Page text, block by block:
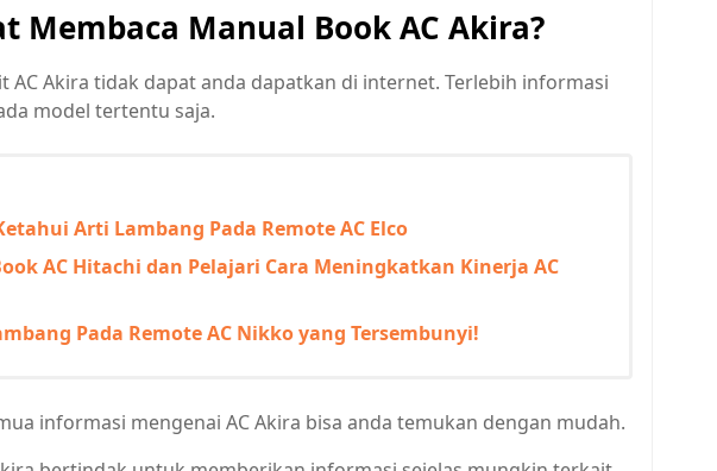
Membaca Manual Book AC Akira?
AC Akira tidak dapat anda dapatkan di internet. Terlebih informasi
model tertentu saja.
Arti Lambang Pada Remote AC Elco
AC Hitachi dan Pelajari Cara Meningkatkan Kinerja AC
Pada Remote AC Nikko yang Tersembunyi!
informasi mengenai AC Akira bisa anda temukan dengan mudah.